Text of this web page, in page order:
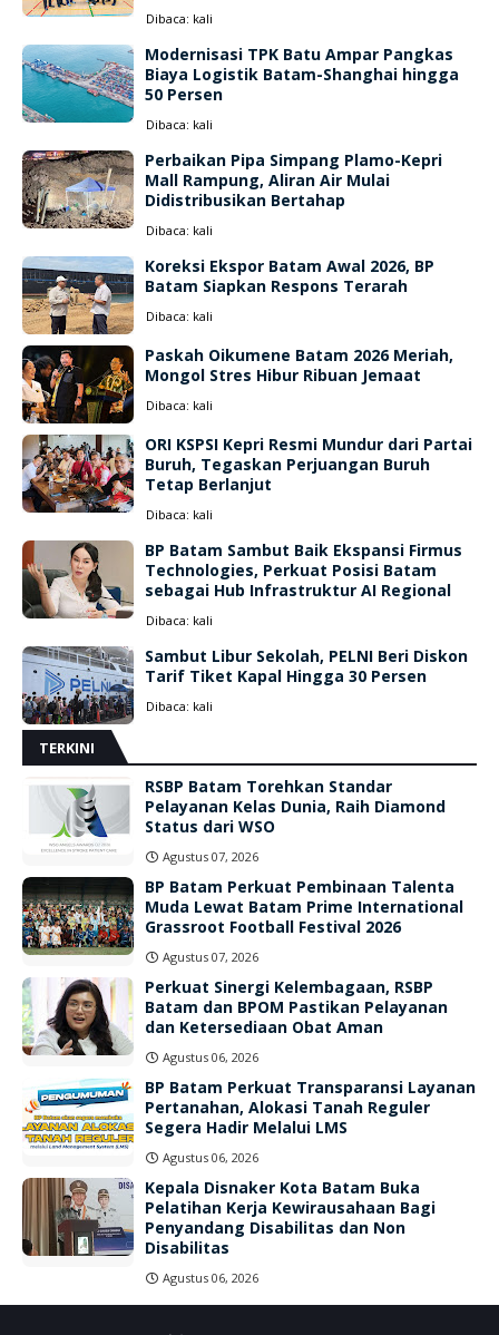
Dibaca: kali
Modernisasi TPK Batu Ampar Pangkas
Biaya Logistik Batam-Shanghai hingga
50 Persen
Dibaca: kali
Perbaikan Pipa Simpang Plamo-Kepri
Mall Rampung, Aliran Air Mulai
Didistribusikan Bertahap
Dibaca: kali
Koreksi Ekspor Batam Awal 2026, BP
Batam Siapkan Respons Terarah
Dibaca: kali
Paskah Oikumene Batam 2026 Meriah,
Mongol Stres Hibur Ribuan Jemaat
Dibaca: kali
ORI KSPSI Kepri Resmi Mundur dari Partai
Buruh, Tegaskan Perjuangan Buruh
Tetap Berlanjut
Dibaca: kali
BP Batam Sambut Baik Ekspansi Firmus
Technologies, Perkuat Posisi Batam
sebagai Hub Infrastruktur AI Regional
Dibaca: kali
Sambut Libur Sekolah, PELNI Beri Diskon
Tarif Tiket Kapal Hingga 30 Persen
Dibaca: kali
TERKINI
RSBP Batam Torehkan Standar
Pelayanan Kelas Dunia, Raih Diamond
Status dari WSO
Agustus 07, 2026
BP Batam Perkuat Pembinaan Talenta
Muda Lewat Batam Prime International
Grassroot Football Festival 2026
Agustus 07, 2026
Perkuat Sinergi Kelembagaan, RSBP
Batam dan BPOM Pastikan Pelayanan
dan Ketersediaan Obat Aman
Agustus 06, 2026
BP Batam Perkuat Transparansi Layanan
Pertanahan, Alokasi Tanah Reguler
Segera Hadir Melalui LMS
Agustus 06, 2026
Kepala Disnaker Kota Batam Buka
Pelatihan Kerja Kewirausahaan Bagi
Penyandang Disabilitas dan Non
Disabilitas
Agustus 06, 2026